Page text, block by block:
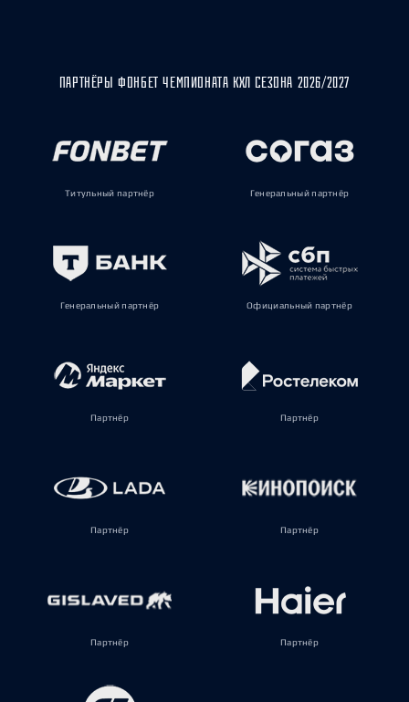
ПАРТНЁРЫ ФОНБЕТ ЧЕМПИОНАТА КХЛ СЕЗОНА 2026/2027
Титульный партнёр Генеральный партнёр
Генеральный партнёр Официальный партнёр
Партнёр Партнёр
Партнёр Партнёр
Партнёр Партнёр